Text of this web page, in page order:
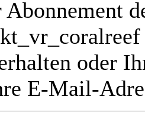
oder
E-Mail-